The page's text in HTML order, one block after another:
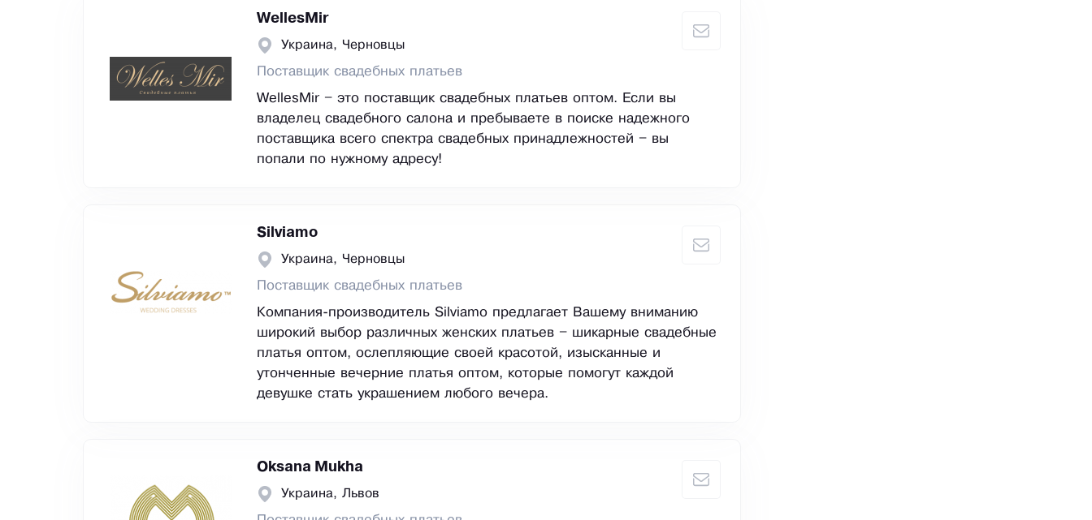
WellesMir
Украина, Черновцы
Поставщик свадебных платьев
WellesMir – это поставщик свадебных платьев оптом. Если вы
владелец свадебного салона и пребываете в поиске надежного
поставщика всего спектра свадебных принадлежностей – вы
попали по нужному адресу!
Silviamo
Украина, Черновцы
Поставщик свадебных платьев
Компания-производитель Silviamo предлагает Вашему вниманию
широкий выбор различных женских платьев – шикарные свадебные
платья оптом, ослепляющие своей красотой, изысканные и
утонченные вечерние платья оптом, которые помогут каждой
девушке стать украшением любого вечера.
Oksana Mukha
Украина, Львов